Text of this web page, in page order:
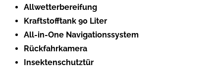
Allwetterbereifung
Kraftstofftank 90 Liter
All-in-One Navigationssystem
Rückfahrkamera
Insektenschutztür